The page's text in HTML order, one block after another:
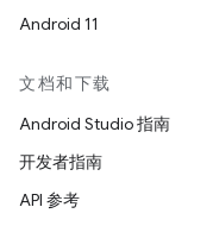
Android 11
文档和下载
Android Studio 指南
开发者指南
API 参考